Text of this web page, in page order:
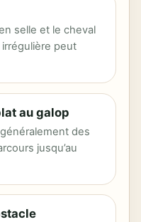
selle et le cheval
peut
au galop
des
jusqu’au